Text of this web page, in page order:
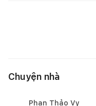
Chuyện nhà
Phan Thảo Vy